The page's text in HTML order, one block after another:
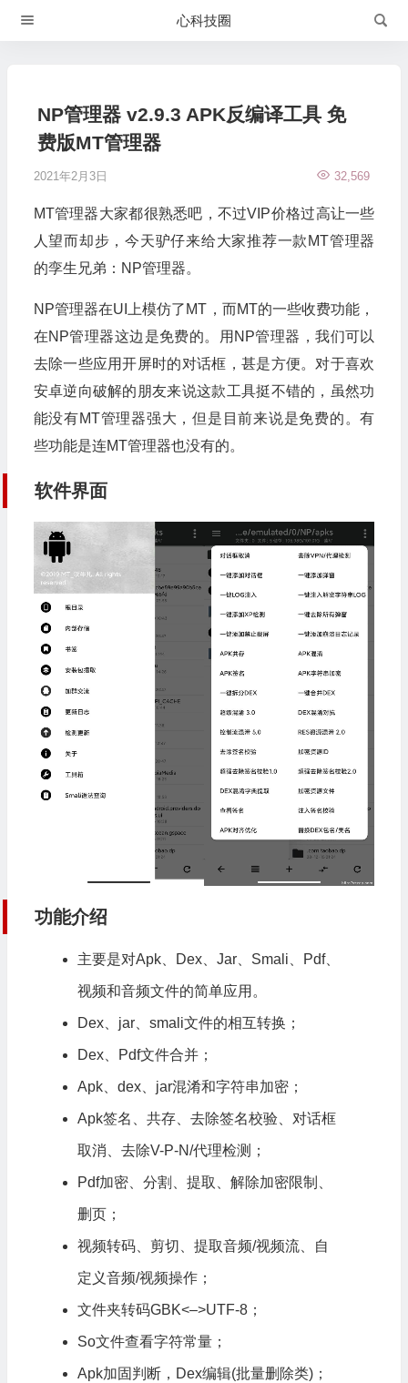
心科技圈
NP管理器 v2.9.3 APK反编译工具 免
费版MT管理器
2021年2月3日 32,569
MT管理器大家都很熟悉吧，不过VIP价格过高让一些
人望而却步，今天驴仔来给大家推荐一款MT管理器
的孪生兄弟：NP管理器。
NP管理器在UI上模仿了MT，而MT的一些收费功能，
在NP管理器这边是免费的。用NP管理器，我们可以
去除一些应用开屏时的对话框，甚是方便。对于喜欢
安卓逆向破解的朋友来说这款工具挺不错的，虽然功
能没有MT管理器强大，但是目前来说是免费的。有
些功能是连MT管理器也没有的。
软件界面
功能介绍
主要是对Apk、Dex、Jar、Smali、Pdf、
视频和音频文件的简单应用。
Dex、jar、smali文件的相互转换；
Dex、Pdf文件合并；
Apk、dex、jar混淆和字符串加密；
Apk签名、共存、去除签名校验、对话框
取消、去除V-P-N/代理检测；
Pdf加密、分割、提取、解除加密限制、
删页；
视频转码、剪切、提取音频/视频流、自
定义音频/视频操作；
文件夹转码GBK<–>UTF-8；
So文件查看字符常量；
Apk加固判断，Dex编辑(批量删除类)；